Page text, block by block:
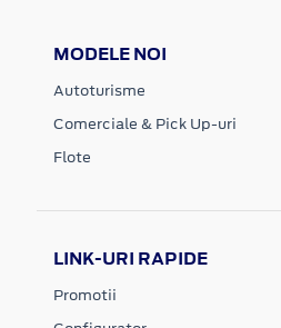
MODELE NOI
Autoturisme
Comerciale & Pick Up-uri
Flote
LINK-URI RAPIDE
Promotii